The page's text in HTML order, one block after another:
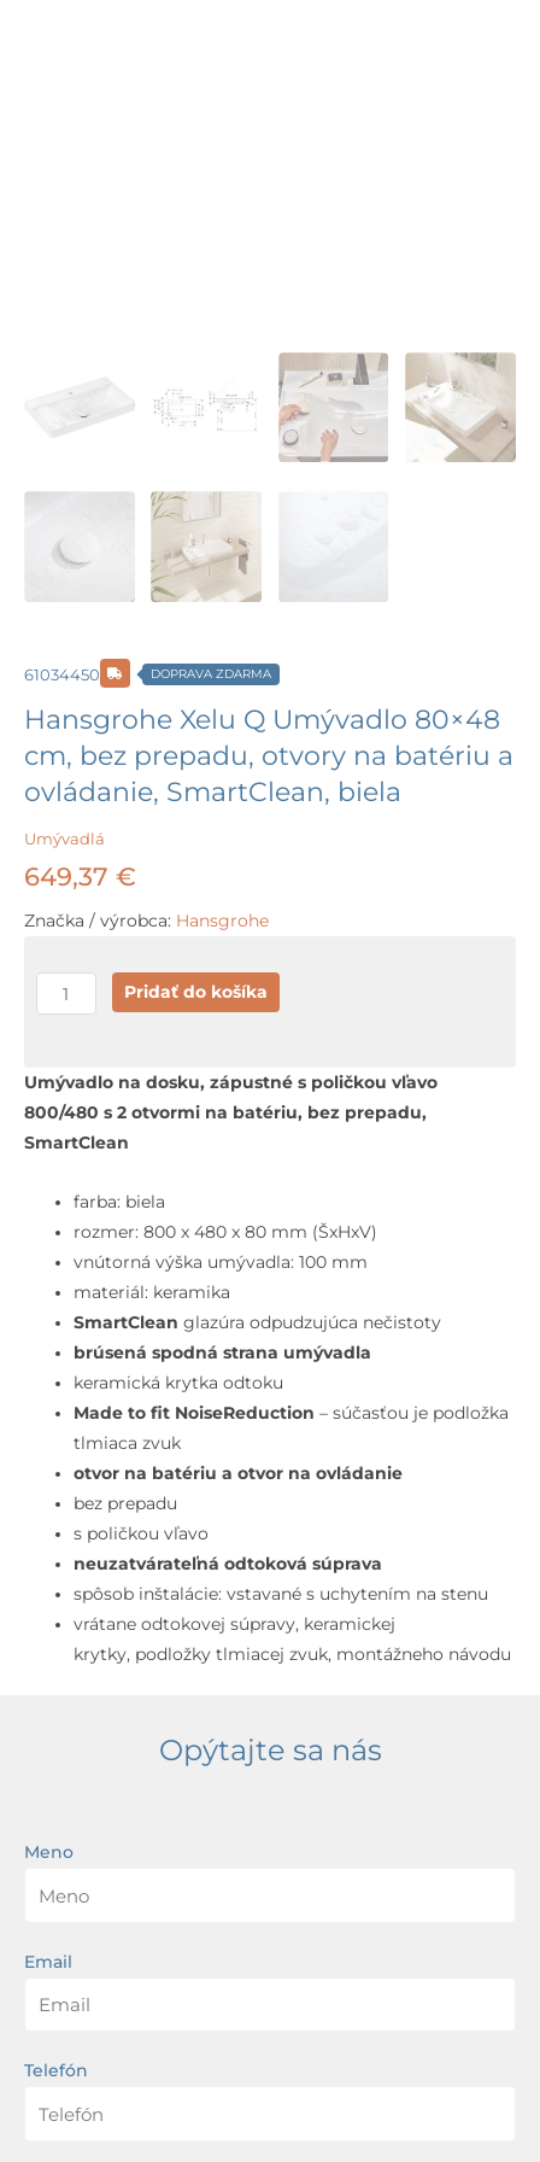
61034450 DOPRAVA ZDARMA
Hansgrohe Xelu Q Umývadlo 80×48
cm, bez prepadu, otvory na batériu a
ovládanie, SmartClean, biela
Umývadlá
649,37 €
Značka / výrobca: Hansgrohe
množstvo
Hansgrohe
Q
Umývadlo
80x48
bez
prepadu,
otvory
batériu
ovládanie,
SmartClean,
biela
Pridať do košíka
Umývadlo na dosku, zápustné s poličkou vľavo
800/480 s 2 otvormi na batériu, bez prepadu,
SmartClean
farba: biela
rozmer: 800 x 480 x 80 mm (ŠxHxV)
vnútorná výška umývadla: 100 mm
materiál: keramika
SmartClean glazúra odpudzujúca nečistoty
brúsená spodná strana umývadla
keramická krytka odtoku
Made to fit NoiseReduction – súčasťou je podložka
tlmiaca zvuk
otvor na batériu a otvor na ovládanie
bez prepadu
s poličkou vľavo
neuzatvárateľná odtoková súprava
spôsob inštalácie: vstavané s uchytením na stenu
vrátane odtokovej súpravy, keramickej
krytky, podložky tlmiacej zvuk, montážneho návodu
Opýtajte sa nás
Meno
Email
Telefón